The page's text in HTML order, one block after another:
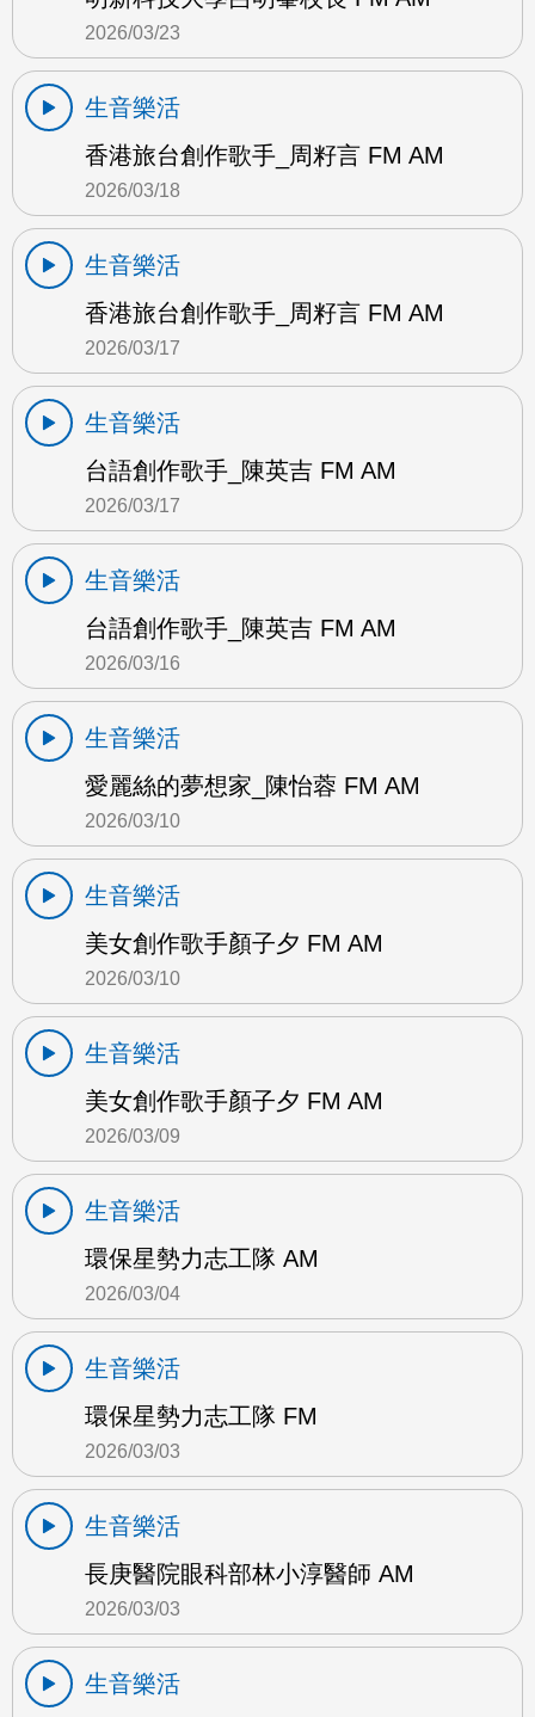
2026/03/23
生音樂活
香港旅台創作歌手_周籽言 FM AM
2026/03/18
生音樂活
香港旅台創作歌手_周籽言 FM AM
2026/03/17
生音樂活
台語創作歌手_陳英吉 FM AM
2026/03/17
生音樂活
台語創作歌手_陳英吉 FM AM
2026/03/16
生音樂活
愛麗絲的夢想家_陳怡蓉 FM AM
2026/03/10
生音樂活
美女創作歌手顏子夕 FM AM
2026/03/10
生音樂活
美女創作歌手顏子夕 FM AM
2026/03/09
生音樂活
環保星勢力志工隊 AM
2026/03/04
生音樂活
環保星勢力志工隊 FM
2026/03/03
生音樂活
長庚醫院眼科部林小淳醫師 AM
2026/03/03
生音樂活